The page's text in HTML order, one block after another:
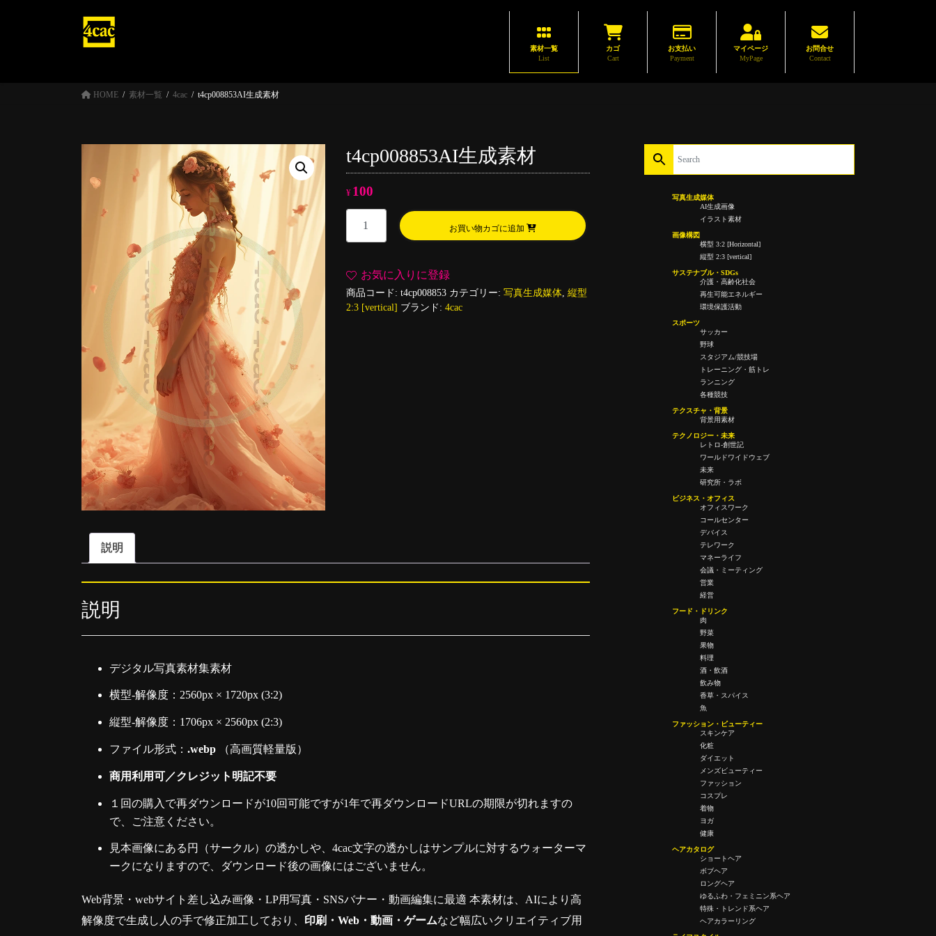
素材一覧
List
カゴ
Cart
お支払い
Payment
マイページ
MyPage
お問合せ
Contact
HOME 素材一覧 4cac t4cp008853AI生成素材
t4cp008853AI生成素材
¥ 100
t4cp008853AI
材
個
お買い物カゴに追加
お気に入りに登録
商品コード: t4cp008853 カテゴリー: 写真生成媒体, 縦型
2:3 [vertical] ブランド: 4cac
説明
説明
デジタル写真素材集素材
横型-解像度：2560px × 1720px (3:2)
縦型-解像度：1706px × 2560px (2:3)
ファイル形式： .webp （高画質軽量版）
商用利用可／クレジット明記不要
１回の購入で再ダウンロードが10回可能ですが1年で再ダウンロードURLの期限が切れますの
で、ご注意ください。
見本画像にある円（サークル）の透かしや、4cac文字の透かしはサンプルに対するウォーターマ
ークになりますので、ダウンロード後の画像にはございません。
Web背景・webサイト差し込み画像・LP用写真・SNSバナー・動画編集に最適 本素材は、AIにより高
解像度で生成し人の手で修正加工しており、 印刷・Web・動画・ゲームなど幅広いクリエイティブ用
写真生成媒体
AI生成画像
イラスト素材
画像構図
横型 3:2 [Horizontal]
縦型 2:3 [vertical]
サステナブル・SDGs
介護・高齢化社会
再生可能エネルギー
環境保護活動
スポーツ
サッカー
野球
スタジアム/競技場
トレーニング・筋トレ
ランニング
各種競技
テクスチャ・背景
背景用素材
テクノロジー・未来
レトロ-創世記
ワールドワイドウェブ
未来
研究所・ラボ
ビジネス・オフィス
オフィスワーク
コールセンター
デバイス
テレワーク
マネーライフ
会議・ミーティング
営業
経営
フード・ドリンク
肉
野菜
果物
料理
酒・飲酒
飲み物
香草・スパイス
魚
ファッション・ビューティー
スキンケア
化粧
ダイエット
メンズビューティー
ファッション
コスプレ
着物
ヨガ
健康
ヘアカタログ
ショートヘア
ボブヘア
ロングヘア
ゆるふわ・フェミニン系ヘア
特殊・トレンド系ヘア
ヘアカラーリング